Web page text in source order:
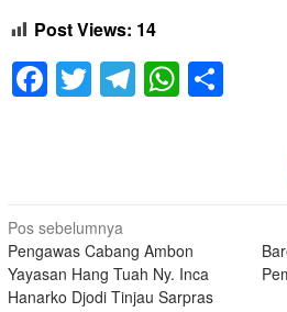
Post Views: 14
Facebook
Twitter
Telegram
Navigasi
pos
Pos sebelumnya
Pengawas Cabang Ambon
Yayasan Hang Tuah Ny. Inca
Hanarko Djodi Tinjau Sarpras